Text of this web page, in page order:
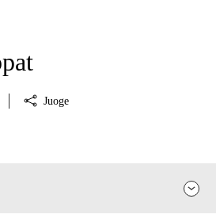
Juoge